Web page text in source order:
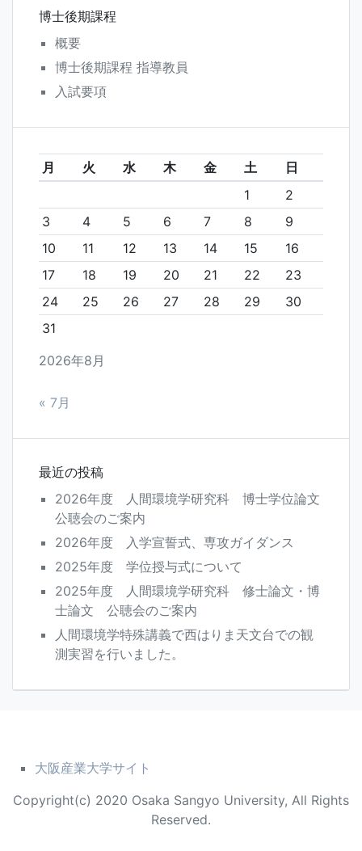
博士後期課程
概要
博士後期課程 指導教員
入試要項
2026年8月
月 火 水 木 金 土
日
1
2
3
4 5 6 7 8
9
10
11 12 13 14 15
16
17
18 19 20 21 22
23
24
25 26 27 28 29
30
31
« 7月
最近の投稿
2026年度 人間環境学研究科 博士学位論文
公聴会のご案内
2026年度 入学宣誓式、専攻ガイダンス
2025年度 学位授与式について
2025年度 人間環境学研究科 修士論文・博
士論文 公聴会のご案内
人間環境学特殊講義で西はりま天文台での観
測実習を行いました。
大阪産業大学サイト
Copyright(c) 2020 Osaka Sangyo University, All Rights
Reserved.